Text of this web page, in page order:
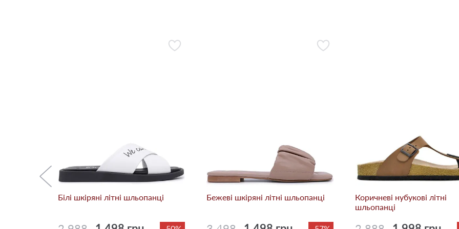
Білі шкіряні літні шльопанці Бежевi шкіряні літні шльопанці
Коричневі нубукові літні
шльопанці